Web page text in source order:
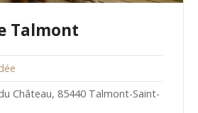
Talmont
Château, 85440 Talmont-Saint-